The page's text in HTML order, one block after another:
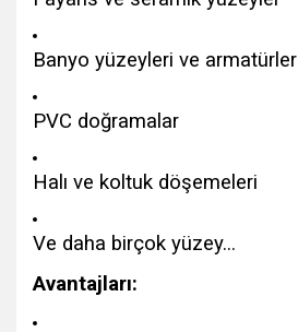
Banyo yüzeyleri ve armatürler
PVC doğramalar
Halı ve koltuk döşemeleri
Ve daha birçok yüzey...
Avantajları: